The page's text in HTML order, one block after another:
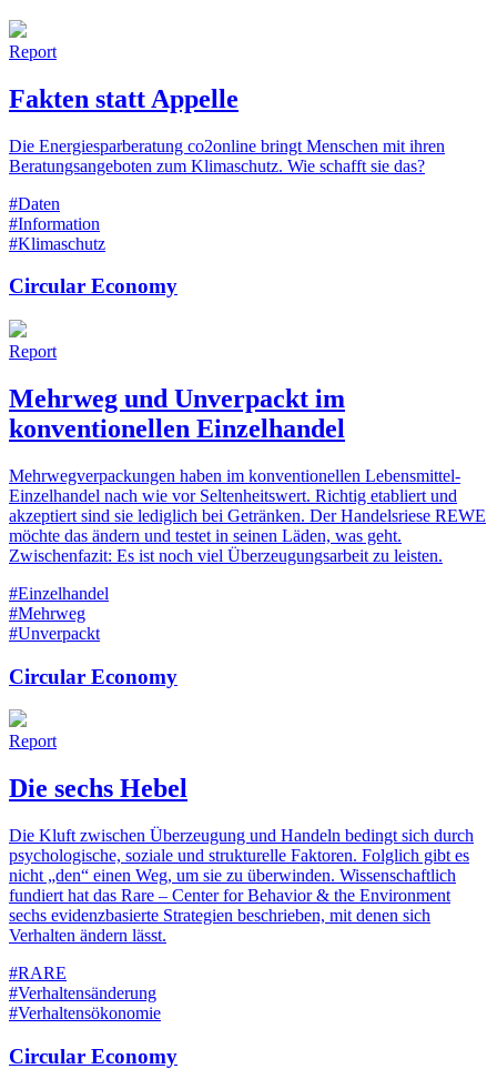
Report
Fakten statt Appelle
Die Energiesparberatung co2online bringt Menschen mit ihren
Beratungsangeboten zum Klimaschutz. Wie schafft sie das?
#Daten
#Information
#Klimaschutz
Circular Economy
Report
Mehrweg und Unverpackt im
konventionellen Einzelhandel
Mehrwegverpackungen haben im konventionellen Lebensmittel-
Einzelhandel nach wie vor Seltenheitswert. Richtig etabliert und
akzeptiert sind sie lediglich bei Getränken. Der Handelsriese REWE
möchte das ändern und testet in seinen Läden, was geht.
Zwischenfazit: Es ist noch viel Überzeugungsarbeit zu leisten.
#Einzelhandel
#Mehrweg
#Unverpackt
Circular Economy
Report
Die sechs Hebel
Die Kluft zwischen Überzeugung und Handeln bedingt sich durch
psychologische, soziale und strukturelle Faktoren. Folglich gibt es
nicht „den“ einen Weg, um sie zu überwinden. Wissenschaftlich
fundiert hat das Rare – Center for Behavior & the Environment
sechs evidenzbasierte Strategien beschrieben, mit denen sich
Verhalten ändern lässt.
#RARE
#Verhaltensänderung
#Verhaltensökonomie
Circular Economy